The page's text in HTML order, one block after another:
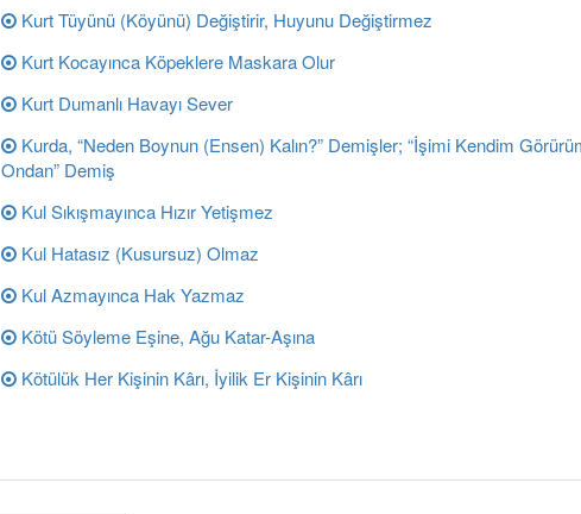
Kurt Tüyünü (Köyünü) Değiştirir, Huyunu Değiştirmez
Kurt Kocayınca Köpeklere Maskara Olur
Kurt Dumanlı Havayı Sever
Kurda, “Neden Boynun (Ensen) Kalın?” Demişler; “İşimi Kendim
Ondan” Demiş
Kul Sıkışmayınca Hızır Yetişmez
Kul Hatasız (Kusursuz) Olmaz
Kul Azmayınca Hak Yazmaz
Kötü Söyleme Eşine, Ağu Katar-Aşına
Kötülük Her Kişinin Kârı, İyilik Er Kişinin Kârı